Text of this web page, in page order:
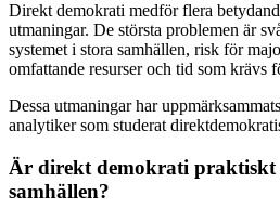
Direkt demokrati medför flera
utmaningar. De största problemen är
systemet i stora samhällen, risk för
omfattande resurser och tid som krävs
Dessa utmaningar har
analytiker som studerat
Är direkt demokrati praktiskt
samhällen?